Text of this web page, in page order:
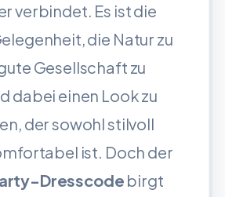
verbindet. Es ist die
die Natur zu
Gesellschaft zu
dabei einen Look zu
der sowohl stilvoll
ist. Doch der
Dresscode birgt